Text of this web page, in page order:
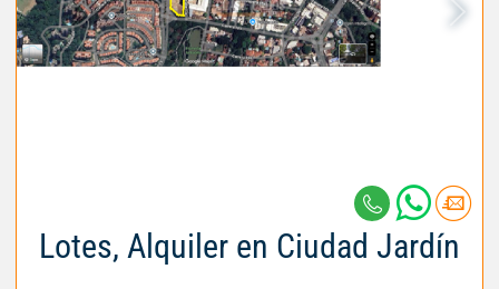
Lotes, Alquiler en Ciudad Jardín